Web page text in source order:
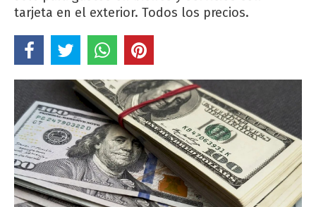
tarjeta en el exterior. Todos los precios.